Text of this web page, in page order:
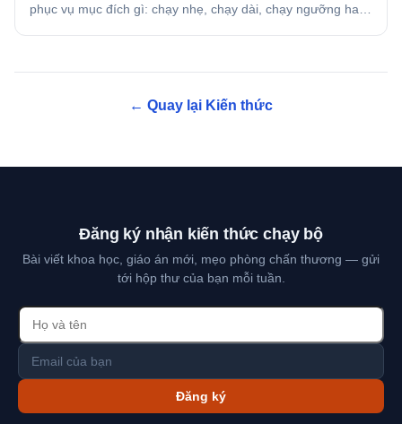
phục vụ mục đích gì: chạy nhẹ, chạy dài, chạy ngưỡng ha…
← Quay lại Kiến thức
Đăng ký nhận kiến thức chạy bộ
Bài viết khoa học, giáo án mới, mẹo phòng chấn thương — gửi
tới hộp thư của bạn mỗi tuần.
Đăng ký